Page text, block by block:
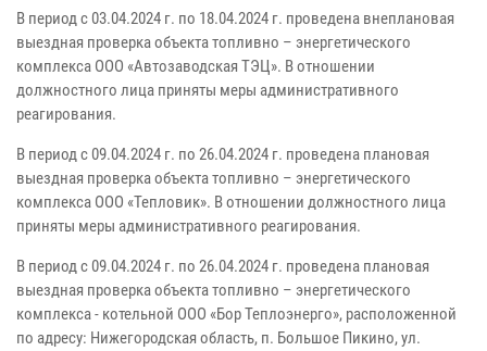
В период с 03.04.2024 г. по 18.04.2024 г. проведена внеплановая
выездная проверка объекта топливно – энергетического
комплекса ООО «Автозаводская ТЭЦ». В отношении
должностного лица приняты меры административного
реагирования.
В период с 09.04.2024 г. по 26.04.2024 г. проведена плановая
выездная проверка объекта топливно – энергетического
комплекса ООО «Тепловик». В отношении должностного лица
приняты меры административного реагирования.
В период с 09.04.2024 г. по 26.04.2024 г. проведена плановая
выездная проверка объекта топливно – энергетического
комплекса - котельной ООО «Бор Теплоэнерго», расположенной
по адресу: Нижегородская область, п. Большое Пикино, ул.